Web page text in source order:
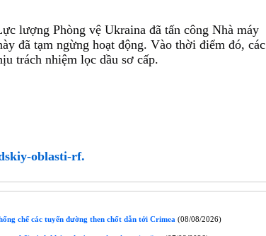
lượng Phòng vệ Ukraina đã tấn công Nhà máy
đã tạm ngừng hoạt động. Vào thời điểm đó, các
trách nhiệm lọc dầu sơ cấp.
oblasti-rf.
chế các tuyến đường then chốt dẫn tới Crimea (08/08/2026)